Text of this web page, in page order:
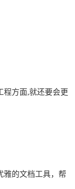
程方面,就还要会更
雅的文档工具，帮